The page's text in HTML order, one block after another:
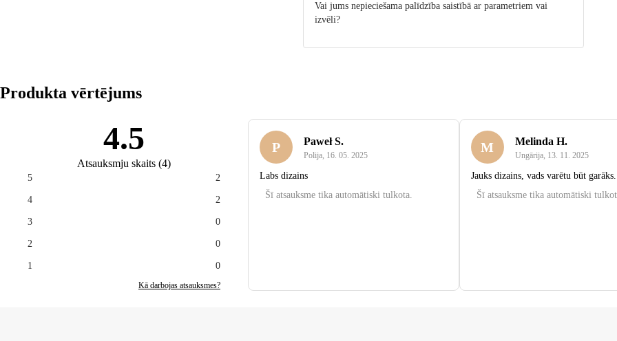
Vai jums nepieciešama palīdzība saistībā ar parametriem vai
izvēli?
Produkta vērtējums
4.5
Atsauksmju skaits (4)
5 2
4 2
3 0
2 0
1 0
Kā darbojas atsauksmes?
P Paweł S.
Polija, 16. 05. 2025
Labs dizains
Šī atsauksme tika automātiski tulkota.
M Melinda H.
Ungārija, 13. 11. 2025
Jauks dizains, vads varētu būt garāks.
Šī atsauksme tika automātiski